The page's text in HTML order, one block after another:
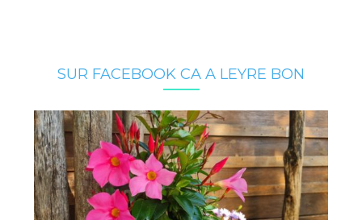
SUR FACEBOOK CA A LEYRE BON